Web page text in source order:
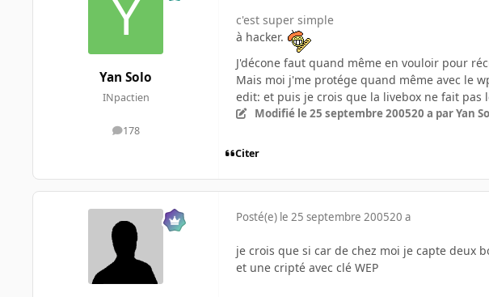
Yan Solo
INpactien
178
messages
c'est super simple
à hacker.
J'décone faut quand même en vouloir pour
Mais moi j'me protége quand même avec le
edit: et puis je crois que la livebox ne fait pas
Modifié le 25 septembre 200520 a par Yan
Citer
Posté(e) le 25 septembre 200520 a
je crois que si car de chez moi je capte deux
et une cripté avec clé WEP